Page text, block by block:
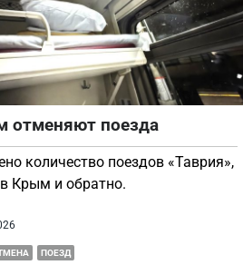
отменяют поезда
количество поездов «Таврия»,
Крым и обратно.
ПОЕЗД